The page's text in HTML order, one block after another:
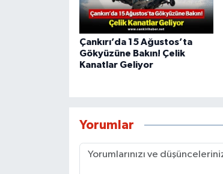
Çankırı’da 15 Ağustos’ta
Gökyüzüne Bakın! Çelik
Kanatlar Geliyor
Yorumlar